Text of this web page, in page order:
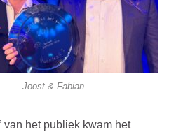
Joost & Fabian
van het publiek kwam het